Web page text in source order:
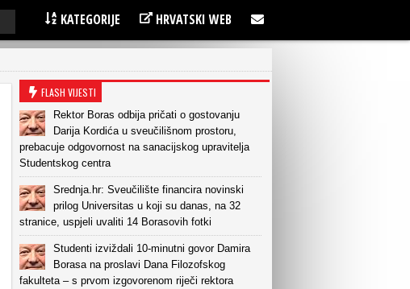
KATEGORIJE HRVATSKI WEB
FLASH VIJESTI
Rektor Boras odbija pričati o gostovanju
Darija Kordića u sveučilišnom prostoru,
prebacuje odgovornost na sanacijskog upravitelja
Studentskog centra
Srednja.hr: Sveučilište financira novinski
prilog Universitas u koji su danas, na 32
stranice, uspjeli uvaliti 14 Borasovih fotki
Studenti izviždali 10-minutni govor Damira
Borasa na proslavi Dana Filozofskog
fakulteta – s prvom izgovorenom riječi rektora